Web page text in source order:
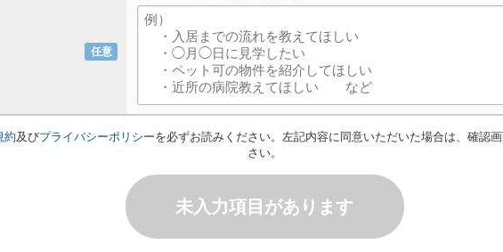
任意
約及びプライバシーポリシーを必ずお読みください。左記内容に同意いただいた場合は、確認
さい。
未入力項目があります